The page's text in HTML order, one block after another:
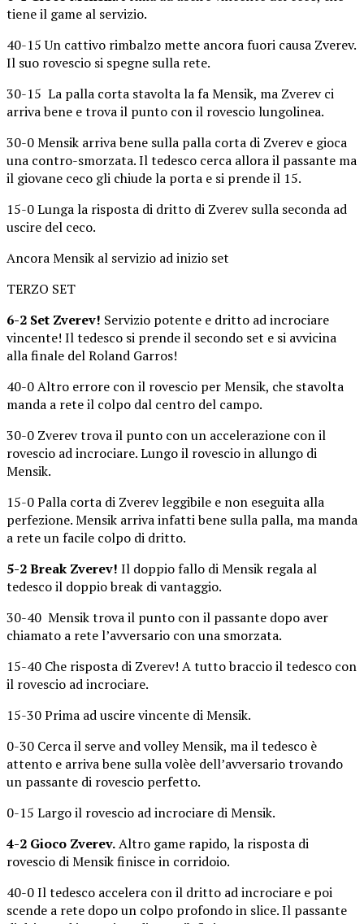
tiene il game al servizio.
40-15 Un cattivo rimbalzo mette ancora fuori causa Zverev.
Il suo rovescio si spegne sulla rete.
30-15 La palla corta stavolta la fa Mensik, ma Zverev ci
arriva bene e trova il punto con il rovescio lungolinea.
30-0 Mensik arriva bene sulla palla corta di Zverev e gioca
una contro-smorzata. Il tedesco cerca allora il passante ma
il giovane ceco gli chiude la porta e si prende il 15.
15-0 Lunga la risposta di dritto di Zverev sulla seconda ad
uscire del ceco.
Ancora Mensik al servizio ad inizio set
TERZO SET
6-2 Set Zverev! Servizio potente e dritto ad incrociare
vincente! Il tedesco si prende il secondo set e si avvicina
alla finale del Roland Garros!
40-0 Altro errore con il rovescio per Mensik, che stavolta
manda a rete il colpo dal centro del campo.
30-0 Zverev trova il punto con un accelerazione con il
rovescio ad incrociare. Lungo il rovescio in allungo di
Mensik.
15-0 Palla corta di Zverev leggibile e non eseguita alla
perfezione. Mensik arriva infatti bene sulla palla, ma manda
a rete un facile colpo di dritto.
5-2 Break Zverev! Il doppio fallo di Mensik regala al
tedesco il doppio break di vantaggio.
30-40 Mensik trova il punto con il passante dopo aver
chiamato a rete l’avversario con una smorzata.
15-40 Che risposta di Zverev! A tutto braccio il tedesco con
il rovescio ad incrociare.
15-30 Prima ad uscire vincente di Mensik.
0-30 Cerca il serve and volley Mensik, ma il tedesco è
attento e arriva bene sulla volèe dell’avversario trovando
un passante di rovescio perfetto.
0-15 Largo il rovescio ad incrociare di Mensik.
4-2 Gioco Zverev.Altro game rapido, la risposta di
rovescio di Mensik finisce in corridoio.
40-0 Il tedesco accelera con il dritto ad incrociare e poi
scende a rete dopo un colpo profondo in slice. Il passante